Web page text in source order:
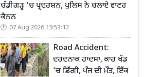
ਚੰਡੀਗੜ੍ਹ ’ਚ ਪ੍ਰਦਰਸ਼ਨ, ਪੁਲਿਸ ਨੇ ਚਲਾਏ ਵਾਟਰ
ਕੈਨਨ
07 Aug 2026 19:53:12
Road Accident:
ਦਰਦਨਾਕ ਹਾਦਸਾ, ਕਾਰ ਖੱਡ
’ਚ ਡਿੱਗੀ, ਪੰਜ ਦੀ ਮੌਤ, ਇੱਕ